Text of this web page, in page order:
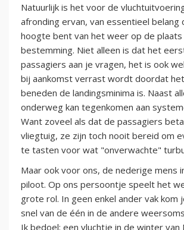
Natuurlijk is het voor de
afronding ervan, van essentieel belang
hoogte bent van het weer op de plaats
bestemming. Niet alleen is dat het
passagiers aan je vragen, het is ook
bij aankomst verrast wordt doordat
beneden de landingsminima is. Naast
onderweg kan tegenkomen aan
Want zoveel als dat de passagiers
vliegtuig, ze zijn toch nooit bereid om
te tasten voor wat "onverwachte"
Maar ook voor ons, de nederige mens
piloot. Op ons persoontje speelt het
grote rol. In geen enkel ander vak kom
snel van de één in de andere
Ik bedoel: een vluchtje in de winter van